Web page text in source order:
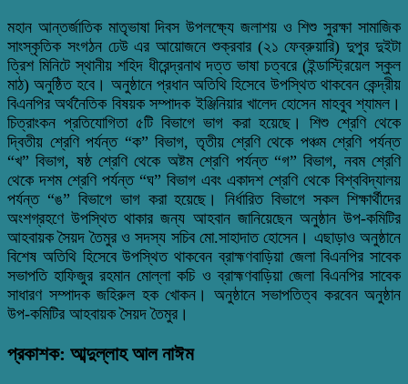
মহান আন্তর্জাতিক মাতৃভাষা দিবস উপলক্ষ্যে জলাশয় ও শিশু সুরক্ষা সামাজিক
সাংস্কৃতিক সংগঠন ঢেউ এর আয়োজনে শুক্রবার (২১ ফেব্রুয়ারি) দুপুর দুইটা
ত্রিশ মিনিটে স্থানীয় শহিদ ধীরেন্দ্রনাথ দত্ত ভাষা চত্বরে (ইন্ডাস্ট্রিয়েল স্কুল
মাঠ) অনুষ্ঠিত হবে। অনুষ্ঠানে প্রধান অতিথি হিসেবে উপস্থিত থাকবেন কেন্দ্রীয়
বিএনপির অর্থনৈতিক বিষয়ক সম্পাদক ইঞ্জিনিয়ার খালেদ হোসেন মাহবুব শ্যামল।
চিত্রাংকন প্রতিযোগিতা ৫টি বিভাগে ভাগ করা হয়েছে। শিশু শ্রেণি থেকে
দ্বিতীয় শ্রেণি পর্যন্ত “ক” বিভাগ, তৃতীয় শ্রেণি থেকে পঞ্চম শ্রেণি পর্যন্ত
“খ” বিভাগ, ষষ্ঠ শ্রেণি থেকে অষ্টম শ্রেণি পর্যন্ত “গ” বিভাগ, নবম শ্রেণি
থেকে দশম শ্রেণি পর্যন্ত “ঘ” বিভাগ এবং একাদশ শ্রেণি থেকে বিশ্ববিদ্যালয়
পর্যন্ত “ঙ” বিভাগে ভাগ করা হয়েছে। নির্ধারিত বিভাগে সকল শিক্ষার্থীদের
অংশগ্রহণে উপস্থিত থাকার জন্য আহবান জানিয়েছেন অনুষ্ঠান উপ-কমিটির
আহবায়ক সৈয়দ তৈমুর ও সদস্য সচিব মো.সাহাদাত হোসেন। এছাড়াও অনুষ্ঠানে
বিশেষ অতিথি হিসেবে উপস্থিত থাকবেন ব্রাহ্মণবাড়িয়া জেলা বিএনপির সাবেক
সভাপতি হাফিজুর রহমান মোল্লা কচি ও ব্রাহ্মণবাড়িয়া জেলা বিএনপির সাবেক
সাধারণ সম্পাদক জহিরুল হক খোকন। অনুষ্ঠানে সভাপতিত্ব করবেন অনুষ্ঠান
উপ-কমিটির আহবায়ক সৈয়দ তৈমুর।
প্রকাশক: আব্দুল্লাহ আল নাঈম